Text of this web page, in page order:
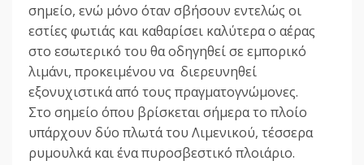
σημείο, ενώ μόνο όταν σβήσουν εντελώς οι
εστίες φωτιάς και καθαρίσει καλύτερα ο αέρας
στο εσωτερικό του θα οδηγηθεί σε εμπορικό
λιμάνι, προκειμένου να διερευνηθεί
εξονυχιστικά από τους πραγματογνώμονες.
Στο σημείο όπου βρίσκεται σήμερα το πλοίο
υπάρχουν δύο πλωτά του Λιμενικού, τέσσερα
ρυμουλκά και ένα πυροσβεστικό πλοιάριο.